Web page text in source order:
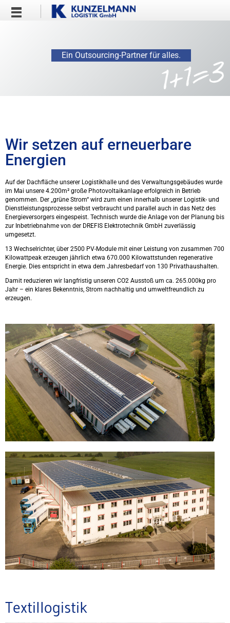
Ein Outsourcing-Partner für alles.
Wir setzen auf erneuerbare
Energien
Auf der Dachfläche unserer Logistikhalle und des Verwaltungsgebäudes wurde
im Mai unsere 4.200m² große Photovoltaikanlage erfolgreich in Betrieb
genommen. Der „grüne Strom“ wird zum einen innerhalb unserer Logistik- und
Dienstleistungsprozesse selbst verbraucht und parallel auch in das Netz des
Energieversorgers eingespeist. Technisch wurde die Anlage von der Planung bis
zur Inbetriebnahme von der DREFIS Elektrotechnik GmbH zuverlässig
umgesetzt.
13 Wechselrichter, über 2500 PV-Module mit einer Leistung von zusammen 700
Kilowattpeak erzeugen jährlich etwa 670.000 Kilowattstunden regenerative
Energie. Dies entspricht in etwa dem Jahresbedarf von 130 Privathaushalten.
Damit reduzieren wir langfristig unseren CO2 Ausstoß um ca. 265.000kg pro
Jahr – ein klares Bekenntnis, Strom nachhaltig und umweltfreundlich zu
erzeugen.
Textillogistik